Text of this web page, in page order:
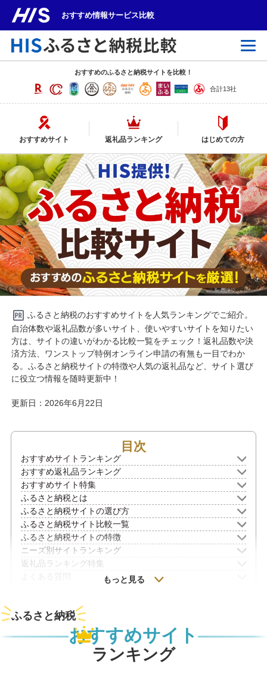
おすすめ情報サービス比較
おすすめのふるさと納税サイトを比較！
合計13社
おすすめサイト 返礼品ランキング はじめての方
ふるさと納税のおすすめサイトを人気ランキングでご紹介。
自治体数や返礼品数が多いサイト、使いやすいサイトを知りたい
方は、サイトの違いがわかる比較一覧をチェック！返礼品数や決
済方法、ワンストップ特例オンライン申請の有無も一目でわか
る。ふるさと納税サイトの特徴や人気の返礼品など、サイト選び
に役立つ情報を随時更新中！
更新日： 2026年6月22日
目次
おすすめサイトランキング
おすすめ返礼品ランキング
おすすめサイト特集
ふるさと納税とは
ふるさと納税サイトの選び方
ふるさと納税サイト比較一覧
ふるさと納税サイトの特徴
ニーズ別サイトランキング
返礼品ランキング特集
もっと見る
ふるさと納税
おすすめサイト
ランキング